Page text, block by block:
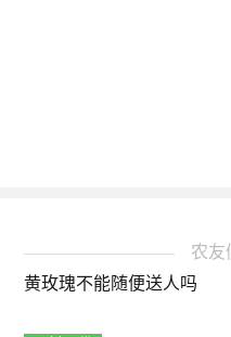
农友
黄玫瑰不能随便送人吗